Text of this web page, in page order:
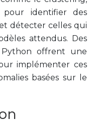
identifier des
détecter celles qui
attendus. Des
offrent une
implémenter ces
basées sur le